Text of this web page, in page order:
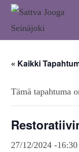
« Kaikki
Tämä tapahtuma
27/12/2024 -16:30